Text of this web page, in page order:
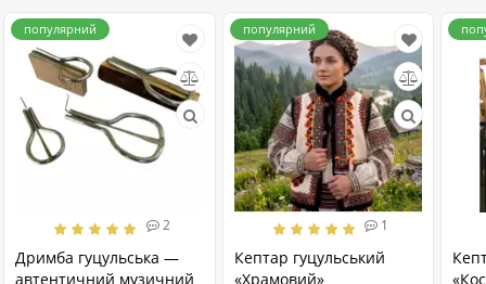
популярний
2
Дримба гуцульська —
автентичний музичний
популярний
1
Кептар гуцульський
«Храмовий»